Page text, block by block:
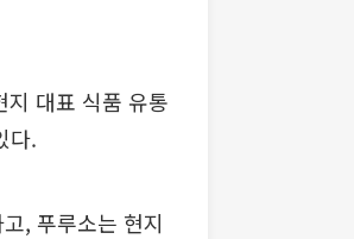
대표 식품 유통
다.
, 푸루소는 현지